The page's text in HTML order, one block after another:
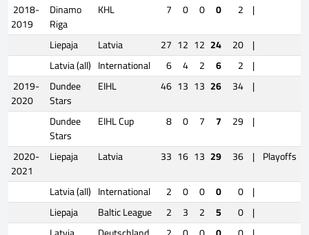
2018-
2019
Dinamo
Riga
KHL 7 0 0 0 2 |
Liepaja
Latvia 27 12 12 24 20 |
Latvia (all) International 6 4 2 6 2 |
2019-
2020
Dundee
Stars
EIHL 46 13 13 26 34 |
Dundee
Stars
EIHL Cup 8 0 7 7 29 |
2020-
2021
Liepaja Latvia 33 16 13 29 36 | Playoffs
Latvia (all) International 2 0 0 0 0 |
Liepaja
Baltic League 2 3 2 5 0 |